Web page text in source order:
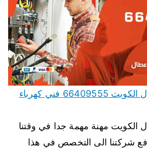
تصليح كهرباء المنازل الكويت 66409555 فني كهرباء
الكويت مهنة مهمة جدا في وقتنا
شركتنا الى التخصص في هذا